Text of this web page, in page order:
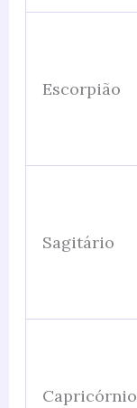
Escorpião
Sagitário
Capricórnio